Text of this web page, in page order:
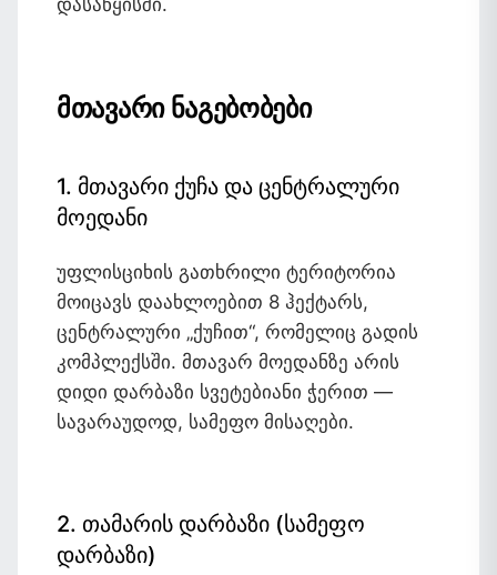
დასაწყისში.
მთავარი ნაგებობები
1. მთავარი ქუჩა და ცენტრალური
მოედანი
უფლისციხის გათხრილი ტერიტორია
მოიცავს დაახლოებით 8 ჰექტარს,
ცენტრალური „ქუჩით“, რომელიც გადის
კომპლექსში. მთავარ მოედანზე არის
დიდი დარბაზი სვეტებიანი ჭერით —
სავარაუდოდ, სამეფო მისაღები.
2. თამარის დარბაზი (სამეფო
დარბაზი)